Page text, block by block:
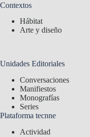
Contextos
Hábitat
Arte y diseño
Unidades Editoriales
Conversaciones
Manifiestos
Monografías
Series
Plataforma tecnne
Actividad